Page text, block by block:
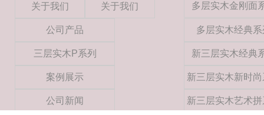
多层实木金刚面
多层实木经典系
新三层实木经典
新三层实木新时
新三层实木艺术
关于我们
公司产品
三层实木P系列
案例展示
公司新闻
关于我们